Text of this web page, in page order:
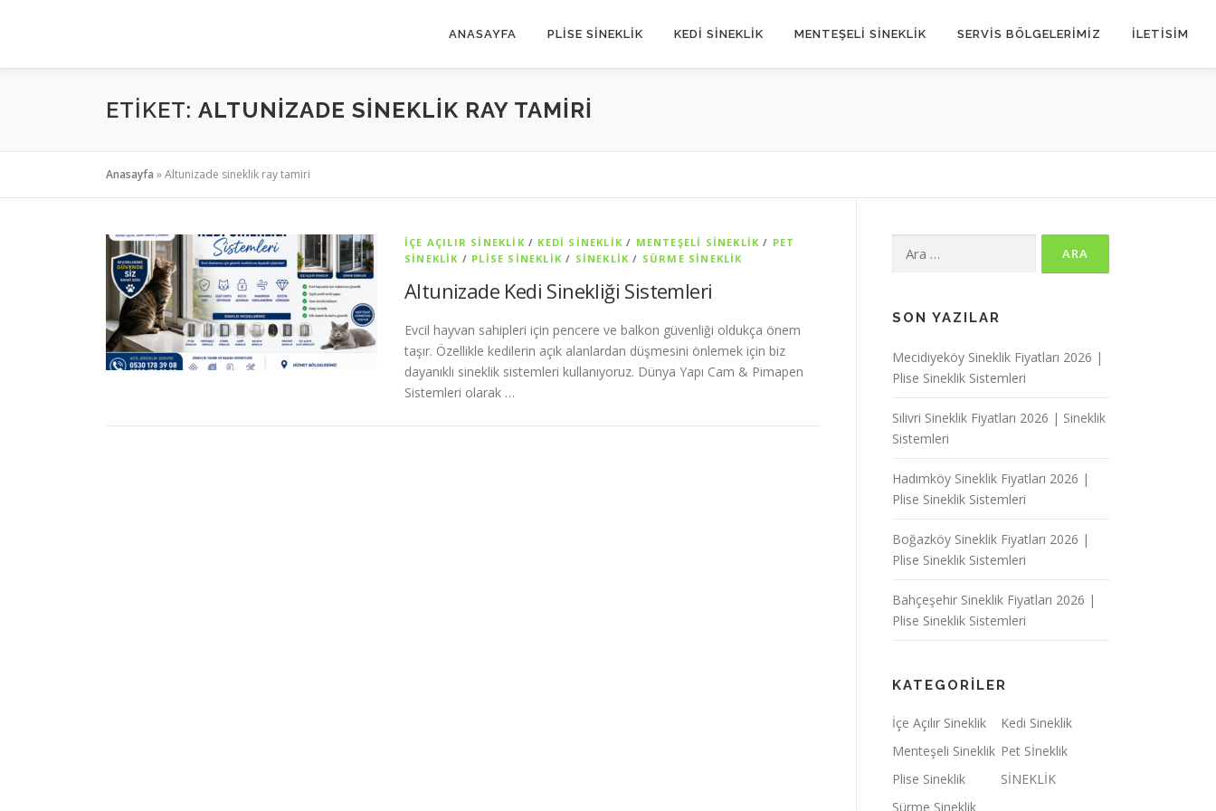
ANASAYFA PLİSE SİNEKLİK KEDİ SİNEKLİK MENTEŞELİ SİNEKLİK SERVIS BÖLGELERIMIZ İLETİSİM
ETIKET: ALTUNIZADE SINEKLIK RAY TAMIRI
Anasayfa »Altunizade sineklik ray tamiri
İÇE AÇILIR SINEKLIK / KEDI SINEKLIK / MENTEŞELI SINEKLIK / PET
SİNEKLIK / PLISE SINEKLIK / SİNEKLİK / SÜRME SINEKLIK
Altunizade Kedi Sinekliği Sistemleri
Evcil hayvan sahipleri için pencere ve balkon güvenliği oldukça önem
taşır. Özellikle kedilerin açık alanlardan düşmesini önlemek için biz
dayanıklı sineklik sistemleri kullanıyoruz. Dünya Yapı Cam & Pimapen
Sistemleri olarak …
SON YAZILAR
Mecidiyeköy Sineklik Fiyatları 2026 |
Plise Sineklik Sistemleri
Silivri Sineklik Fiyatları 2026 | Sineklik
Sistemleri
Hadımköy Sineklik Fiyatları 2026 |
Plise Sineklik Sistemleri
Boğazköy Sineklik Fiyatları 2026 |
Plise Sineklik Sistemleri
Bahçeşehir Sineklik Fiyatları 2026 |
Plise Sineklik Sistemleri
KATEGORILER
İçe Açılır Sineklik
Kedi Sineklik
Menteşeli Sineklik Pet Sİneklik
Plise Sineklik
SİNEKLİK
Sürme Sineklik